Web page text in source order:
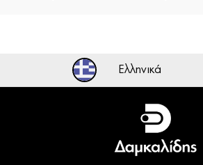
Ελληνικά
Ελληνικά
English